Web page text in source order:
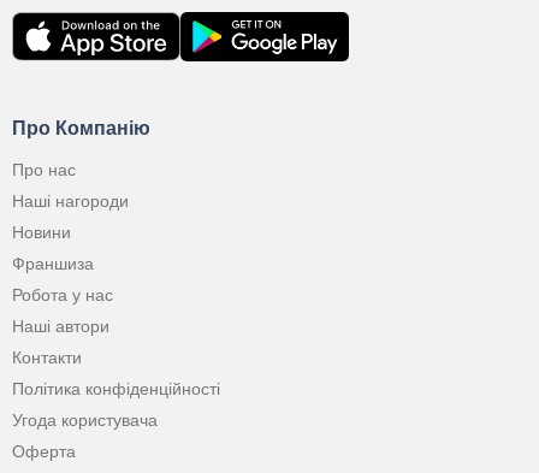
Про Компанію
Про нас
Наші нагороди
Новини
Франшиза
Робота у нас
Наші автори
Контакти
Політика конфіденційності
Угода користувача
Оферта